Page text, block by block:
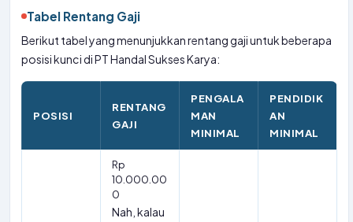
Tabel Rentang Gaji
Berikut tabel yang menunjukkan rentang gaji untuk beberapa
posisi kunci di PT Handal Sukses Karya:
POSISI
RENTANG
GAJI
PENGALA
MAN
MINIMAL
PENDIDIK
AN
MINIMAL
Rp
10.000.00
0
Nah, kalau